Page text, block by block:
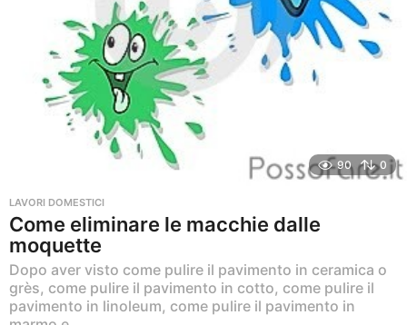
90 0
LAVORI DOMESTICI
Come eliminare le macchie dalle
moquette
Dopo aver visto come pulire il pavimento in ceramica o
grès, come pulire il pavimento in cotto, come pulire il
pavimento in linoleum, come pulire il pavimento in